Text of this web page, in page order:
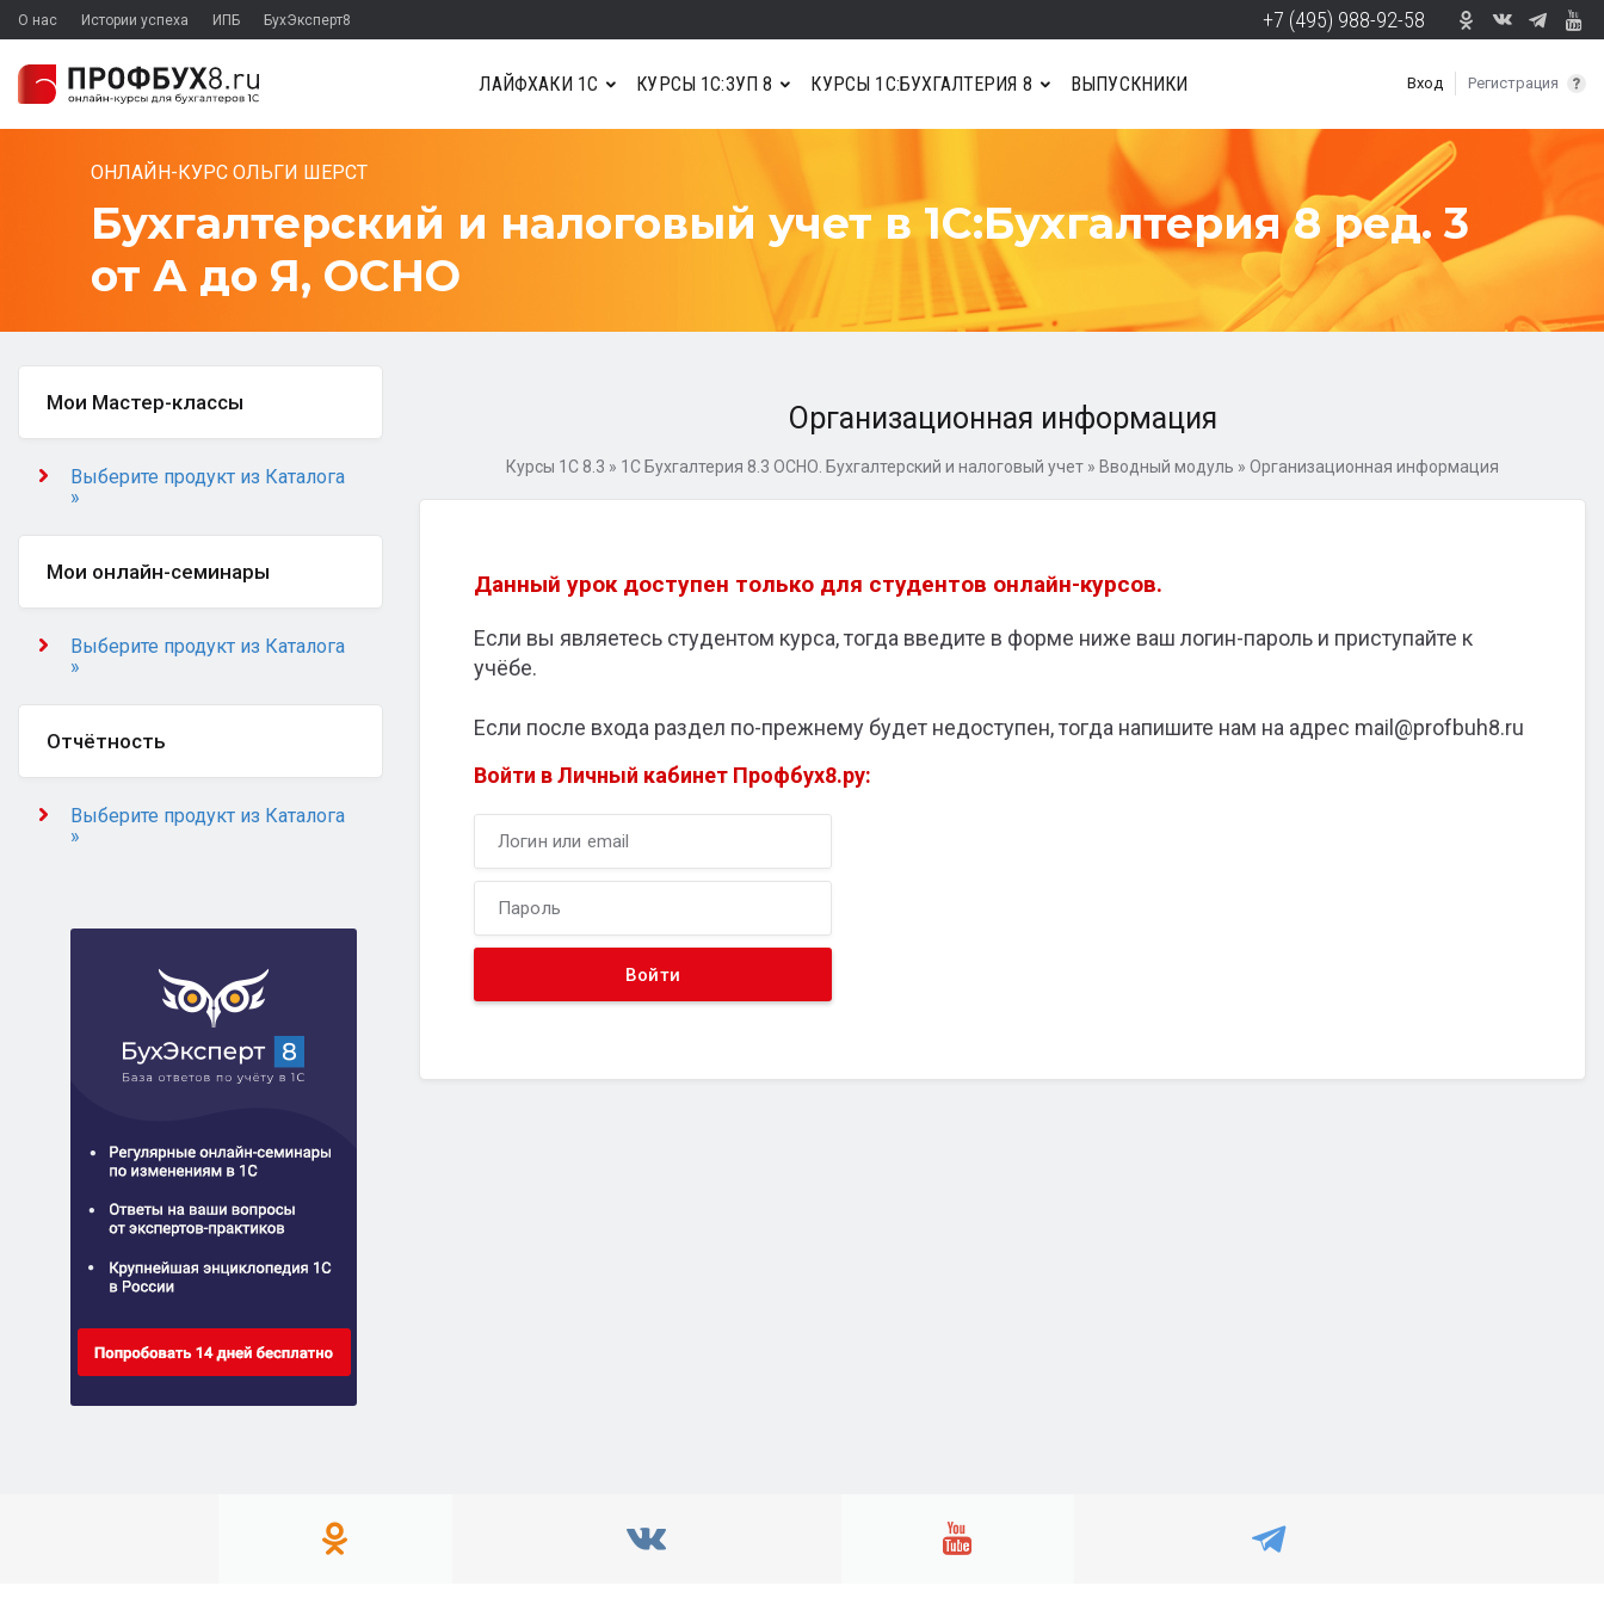
О нас Истории успеха ИПБ БухЭксперт8 +7 (495) 988-92-58
Вход Регистрация
ЛАЙФХАКИ 1С КУРСЫ 1С:ЗУП 8 КУРСЫ 1С:БУХГАЛТЕРИЯ 8 ВЫПУСКНИКИ
ОНЛАЙН-КУРС ОЛЬГИ ШЕРСТ
Бухгалтерский и налоговый учет в 1С:Бухгалтерия 8 ред. 3
от А до Я, ОСНО
Организационная информация
Курсы 1С 8.3 » 1C Бухгалтерия 8.3 ОСНО. Бухгалтерский и налоговый учет » Вводный модуль » Организационная информация
Данный урок доступен только для студентов онлайн-курсов.
Если вы являетесь студентом курса, тогда введите в форме ниже ваш логин-пароль и приступайте к
учёбе.
Если после входа раздел по-прежнему будет недоступен, тогда напишите нам на адрес mail@profbuh8.ru
Войти в Личный кабинет Профбух8.ру:
Мои Мастер-классы
Выберите продукт из Каталога
»
Мои онлайн-семинары
Выберите продукт из Каталога
»
Отчётность
Выберите продукт из Каталога
»